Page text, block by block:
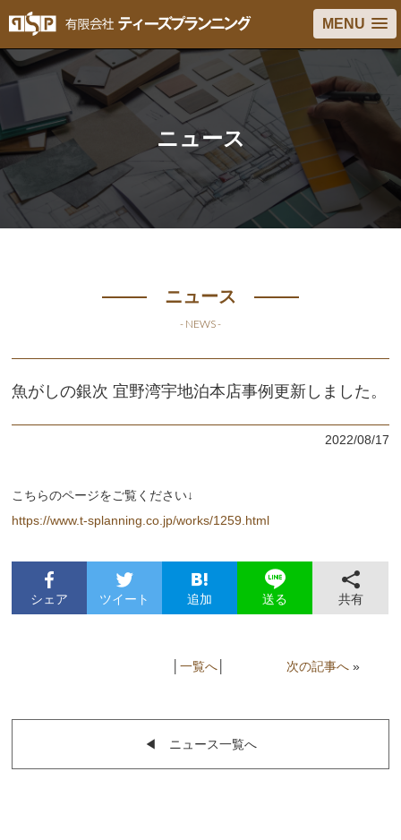
MENU
ニュース
ニュース
- NEWS -
魚がしの銀次 宜野湾宇地泊本店事例更新しました。
2022/08/17
こちらのページをご覧ください↓
https://www.t-splanning.co.jp/works/1259.html
シェア ツイート 追加 送る 共有
一覧へ│ 次の記事へ»
◀︎ ニュース一覧へ